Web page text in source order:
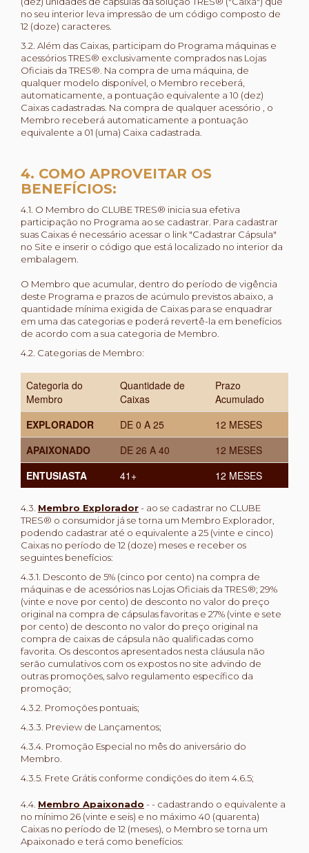
no seu interior leva impressão de um código composto de
12 (doze) caracteres.
3.2. Além das Caixas, participam do Programa máquinas e
acessórios TRES® exclusivamente comprados nas Lojas
Oficiais da TRES®. Na compra de uma máquina, de
qualquer modelo disponível, o Membro receberá,
automaticamente, a pontuação equivalente a 10 (dez)
Caixas cadastradas. Na compra de qualquer acessório , o
Membro receberá automaticamente a pontuação
equivalente a 01 (uma) Caixa cadastrada.
4. COMO APROVEITAR OS
BENEFÍCIOS:
4.1. O Membro do CLUBE TRES® inicia sua efetiva
participação no Programa ao se cadastrar. Para cadastrar
suas Caixas é necessário acessar o link "Cadastrar Cápsula"
no Site e inserir o código que está localizado no interior da
embalagem.
O Membro que acumular, dentro do período de vigência
deste Programa e prazos de acúmulo previstos abaixo, a
quantidade mínima exigida de Caixas para se enquadrar
em uma das categorias e poderá revertê-la em benefícios
de acordo com a sua categoria de Membro.
4.2. Categorias de Membro:
Categoria do
Membro
Quantidade de
Caixas
Prazo
Acumulado
EXPLORADOR
DE 0 A 25
12 MESES
APAIXONADO
DE 26 A 40
12 MESES
ENTUSIASTA
41+ 12 MESES
4.3. Membro Explorador- ao se cadastrar no CLUBE
TRES® o consumidor já se torna um Membro Explorador,
podendo cadastrar até o equivalente a 25 (vinte e cinco)
Caixas no período de 12 (doze) meses e receber os
seguintes benefícios:
4.3.1. Desconto de 5% (cinco por cento) na compra de
máquinas e de acessórios nas Lojas Oficiais da TRES®; 29%
(vinte e nove por cento) de desconto no valor do preço
original na compra de cápsulas favoritas e 27% (vinte e sete
por cento) de desconto no valor do preço original na
compra de caixas de cápsula não qualificadas como
favorita. Os descontos apresentados nesta cláusula não
serão cumulativos com os expostos no site advindo de
outras promoções, salvo regulamento específico da
promoção;
4.3.2. Promoções pontuais;
4.3.3. Preview de Lançamentos;
4.3.4. Promoção Especial no mês do aniversário do
Membro.
4.3.5. Frete Grátis conforme condições do item 4.6.5;
4.4. Membro Apaixonado - - cadastrando o equivalente a
no mínimo 26 (vinte e seis) e no máximo 40 (quarenta)
Caixas no período de 12 (meses), o Membro se torna um
Apaixonado e terá como benefícios: